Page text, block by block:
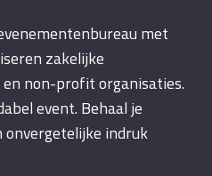
met
zakelijke
non-profit organisaties.
event. Behaal je
onvergetelijke indruk